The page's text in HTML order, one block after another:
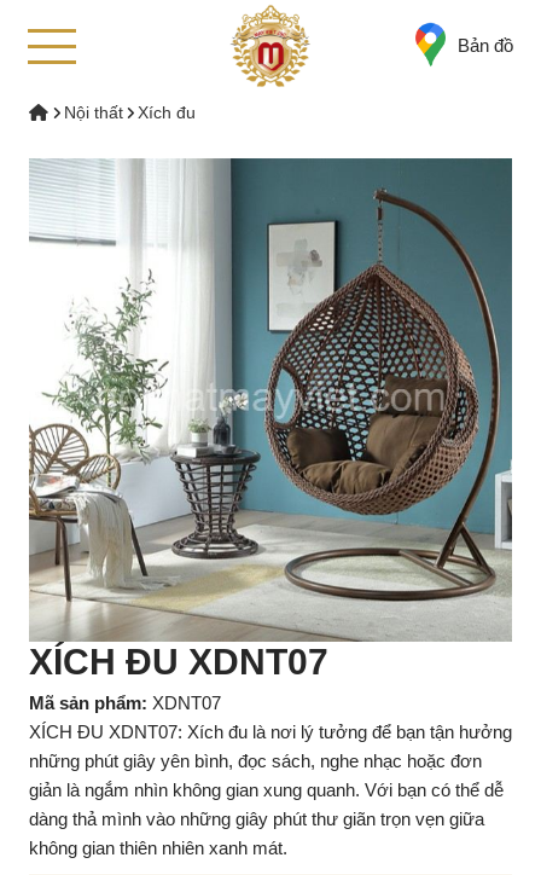
Bản đồ
Nội thất Xích đu
XÍCH ĐU XDNT07
Mã sản phẩm: XDNT07
XÍCH ĐU XDNT07: Xích đu là nơi lý tưởng để bạn tận hưởng
những phút giây yên bình, đọc sách, nghe nhạc hoặc đơn
giản là ngắm nhìn không gian xung quanh. Với bạn có thể dễ
dàng thả mình vào những giây phút thư giãn trọn vẹn giữa
không gian thiên nhiên xanh mát.